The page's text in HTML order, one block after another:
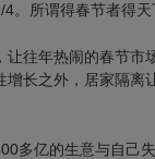
。所谓得春节者得天
往年热闹的春节市
长之外，居家隔离
多亿的生意与自己